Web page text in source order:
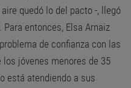
quedó lo del pacto -, llegó
entonces, Elsa Arnaiz
de confianza con las
jóvenes menores de 35
está atendiendo a sus